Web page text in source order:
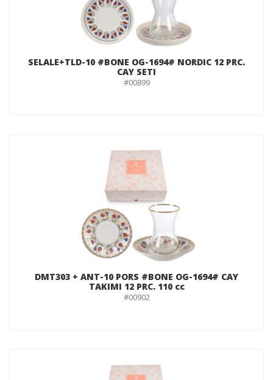
SELALE+TLD-10 #BONE OG-1694# NORDIC 12 PRC.
CAY SETI
#00899
DMT303 + ANT-10 PORS #BONE OG-1694# CAY
TAKIMI 12 PRC. 110 cc
#00902